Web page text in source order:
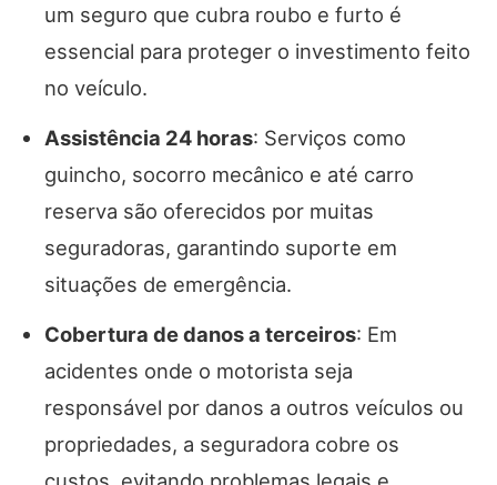
um seguro que cubra roubo e furto é
essencial para proteger o investimento feito
no veículo.
Assistência 24 horas: Serviços como
guincho, socorro mecânico e até carro
reserva são oferecidos por muitas
seguradoras, garantindo suporte em
situações de emergência.
Cobertura de danos a terceiros: Em
acidentes onde o motorista seja
responsável por danos a outros veículos ou
propriedades, a seguradora cobre os